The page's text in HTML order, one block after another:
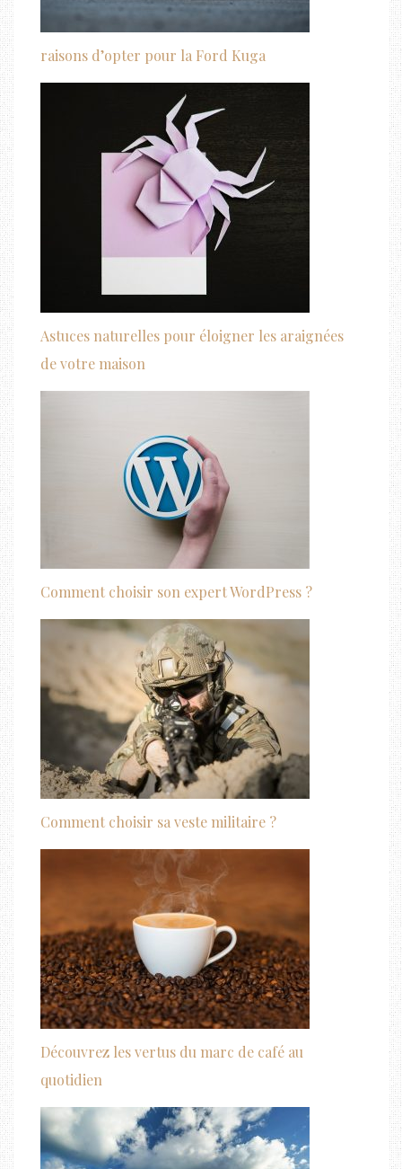
raisons d’opter pour la Ford Kuga
Astuces naturelles pour éloigner les araignées
de votre maison
Comment choisir son expert WordPress ?
Comment choisir sa veste militaire ?
Découvrez les vertus du marc de café au
quotidien